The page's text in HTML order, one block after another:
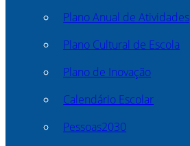
Plano Anual de Atividades
Plano Cultural de Escola
Plano de Inovação
Calendário Escolar
Pessoas2030